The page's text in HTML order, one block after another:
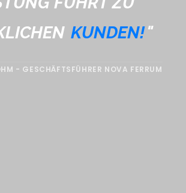
KUNDEN!"
- GESCHÄFTSFÜHRER NOVA FERRUM